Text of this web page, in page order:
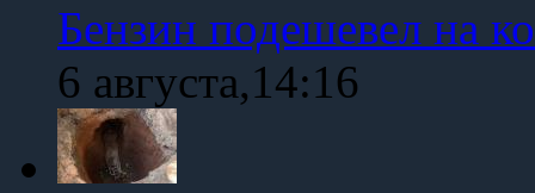
Бензин подешевел на
6 августа,14:16